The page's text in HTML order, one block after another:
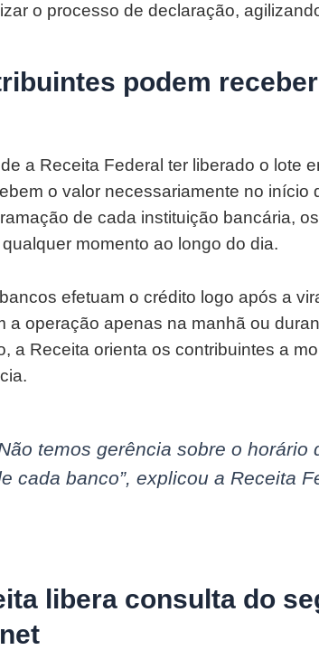
o processo de declaração,
podem
a Receita Federal ter liberado o lote
o valor necessariamente no início
de cada instituição bancária,
momento ao longo do dia.
efetuam o crédito logo após a
a operação apenas na manhã ou
a Receita orienta os contribuintes a
temos gerência sobre o horário
cada banco”, explicou a Receita
libera consulta do